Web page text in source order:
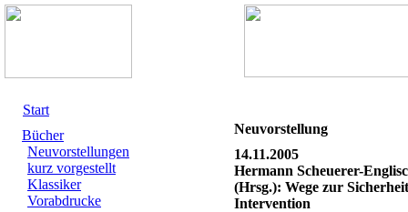
Start
Bücher
Neuvorstellungen
kurz vorgestellt
Klassiker
Vorabdrucke
Neuvorstellung
14.11.2005
Hermann Scheuerer-
(Hrsg.): Wege zur
Intervention